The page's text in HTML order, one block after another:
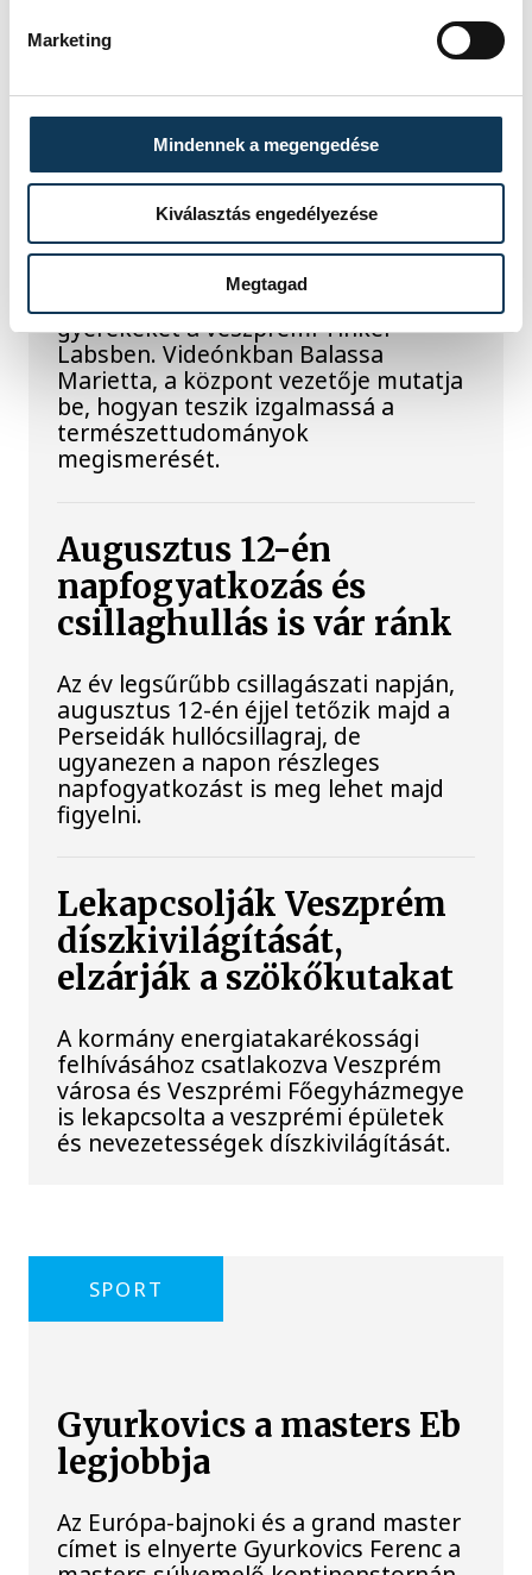
Marketing
Mindennek a megengedése
Kiválasztás engedélyezése
Megtagad
miniszterelnök a paksi erőműnél tett
keddi látogatása során.
Játék közben fedezik fel
a tudomány világát a
veszprémi gyerekek
Látványos kísérletek, kreatív
feladatok és sok-sok élmény várja a
gyerekeket a veszprémi Tinker
Labsben. Videónkban Balassa
Marietta, a központ vezetője mutatja
be, hogyan teszik izgalmassá a
természettudományok
megismerését.
Augusztus 12-én
napfogyatkozás és
csillaghullás is vár ránk
Az év legsűrűbb csillagászati napján,
augusztus 12-én éjjel tetőzik majd a
Perseidák hullócsillagraj, de
ugyanezen a napon részleges
napfogyatkozást is meg lehet majd
figyelni.
Lekapcsolják Veszprém
díszkivilágítását,
elzárják a szökőkutakat
A kormány energiatakarékossági
felhívásához csatlakozva Veszprém
városa és Veszprémi Főegyházmegye
is lekapcsolta a veszprémi épületek
és nevezetességek díszkivilágítását.
SPORT
Gyurkovics a masters Eb
legjobbja
Az Európa-bajnoki és a grand master
címet is elnyerte Gyurkovics Ferenc a